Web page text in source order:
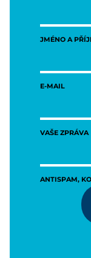
JMÉNO A
E-MAIL
VAŠE ZPRÁVA
ANTISPAM,